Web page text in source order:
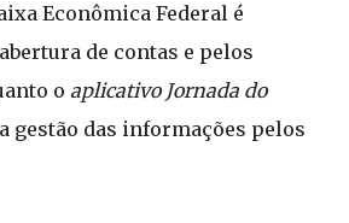
Econômica Federal é
de contas e pelos
o aplicativo Jornada do
gestão das informações pelos